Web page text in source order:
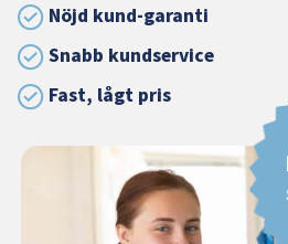
Nöjd kund-garanti
Snabb kundservice
Fast, lågt pris